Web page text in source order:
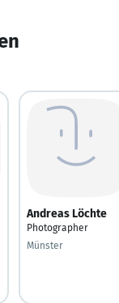
Andreas Löchte
Photographer
Münster